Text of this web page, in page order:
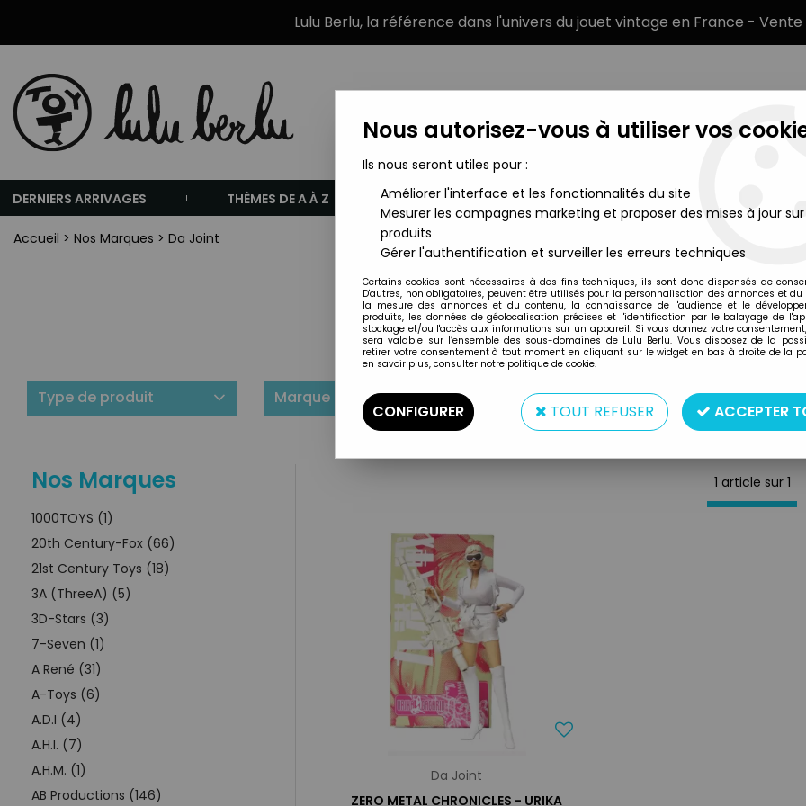
Lulu Berlu, la référence dans l'univers du jouet vintage en France -
DERNIERS ARRIVAGES THÈMES DE A À Z MARQUES TYPE DE PRODUIT
Accueil > Nos Marques > Da Joint
Da Joint
Type de produit Marque Disponibilité Trier
Nos Marques
1000TOYS (1)
20th Century-Fox (66)
21st Century Toys (18)
3A (ThreeA) (5)
3D-Stars (3)
7-Seven (1)
A René (31)
A-Toys (6)
A.D.I (4)
A.H.I. (7)
A.H.M. (1)
AB Productions (146)
1 article sur 1
Da Joint
ZERO METAL CHRONICLES - URIKA
Nous autorisez-vous à utiliser vos
Ils nous seront utiles pour :
Améliorer l'interface et les fonctionnalités du site
Mesurer les campagnes marketing et proposer des mises à jour
produits
Gérer l'authentification et surveiller les erreurs techniques
Certains cookies sont nécessaires à des fins techniques, ils sont donc dispensés de
D'autres, non obligatoires, peuvent être utilisés pour la personnalisation des annonces et du
la mesure des annonces et du contenu, la connaissance de l'audience et le
produits, les données de géolocalisation précises et l'identification par le balayage de
stockage et/ou l'accès aux informations sur un appareil. Si vous donnez votre
sera valable sur l’ensemble des sous-domaines de Lulu Berlu. Vous disposez de la
retirer votre consentement à tout moment en cliquant sur le widget en bas à droite de la
en savoir plus, consulter notre politique de cookie.
CONFIGURER TOUT REFUSER ACCEPTER